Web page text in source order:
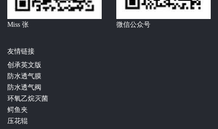
Miss 张 微信公众号
友情链接
创承英文版
防水透气膜
防水透气阀
环氧乙烷灭菌
鳄鱼夹
压花辊